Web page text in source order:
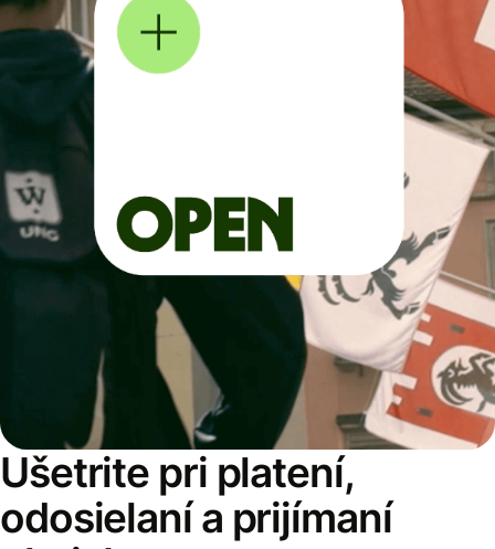
Ušetrite pri platení,
odosielaní a prijímaní